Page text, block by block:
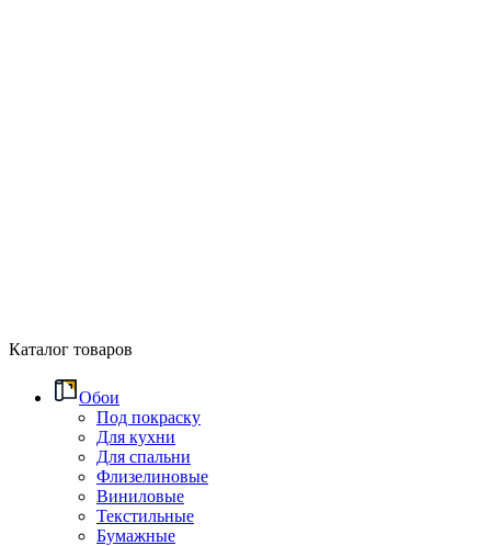
Каталог товаров
Обои
Под покраску
Для кухни
Для спальни
Флизелиновые
Виниловые
Текстильные
Бумажные